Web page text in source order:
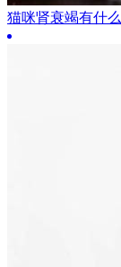
猫咪肾衰竭有什